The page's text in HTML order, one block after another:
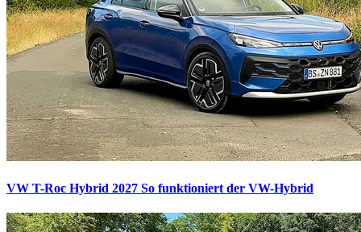
VW T-Roc Hybrid 2027 So funktioniert der VW-Hybrid